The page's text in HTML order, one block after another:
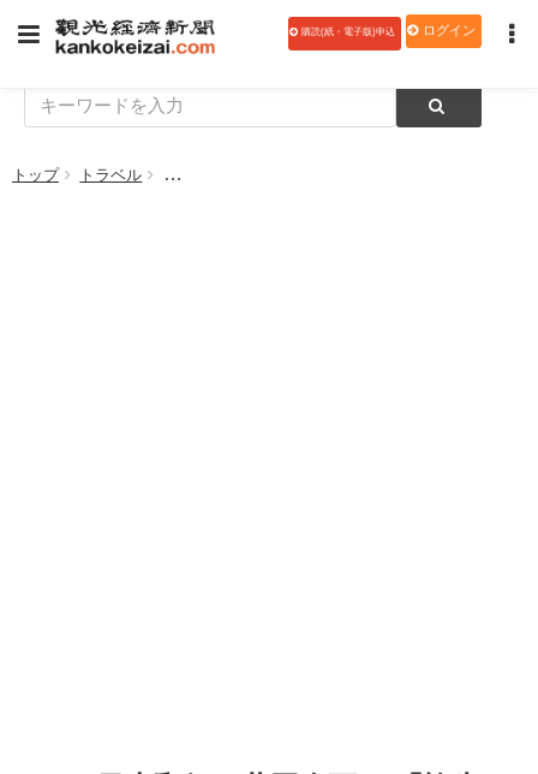
購読(紙・電子版)申込 ログイン
トップ トラベル JTBと日本郵便の共同企画、 「旅先から大切な人へ